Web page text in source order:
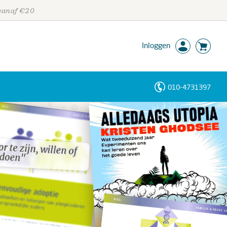
€20
Inloggen
010-4731397
te zijn, willen of
doen"
te zijn, willen of
doen"
Personen
Trefwoorden